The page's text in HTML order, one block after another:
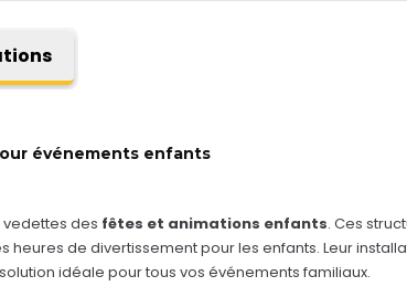
événements enfants
vedettes des fêtes et animations enfants. Ces
heures de divertissement pour les enfants. Leur
idéale pour tous vos événements familiaux.